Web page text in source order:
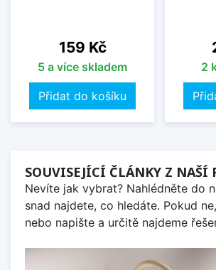
Cena
159 Kč
5 a více skladem
Přidat do košíku
2
SOUVISEJÍCÍ ČLÁNKY Z NAŠÍ
Nevíte jak vybrat? Nahlédněte do
snad najdete, co hledáte. Pokud
nebo napište a určitě najdeme